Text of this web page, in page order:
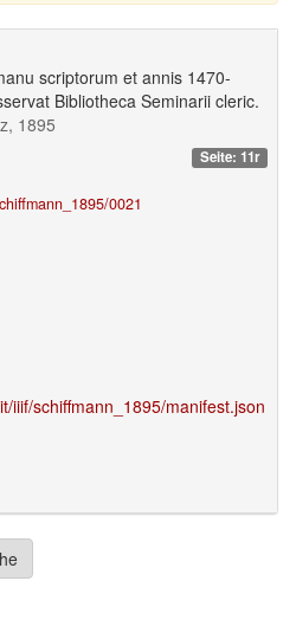
scriptorum et annis 1470-
Bibliotheca Seminarii cleric.
1895
Seite: 11r
0021
iiif/schiffmann_1895/manifest.json